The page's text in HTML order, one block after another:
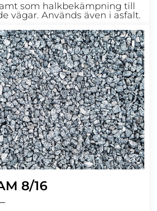
som halkbekämpning till
vägar. Används även i asfalt.
8/16